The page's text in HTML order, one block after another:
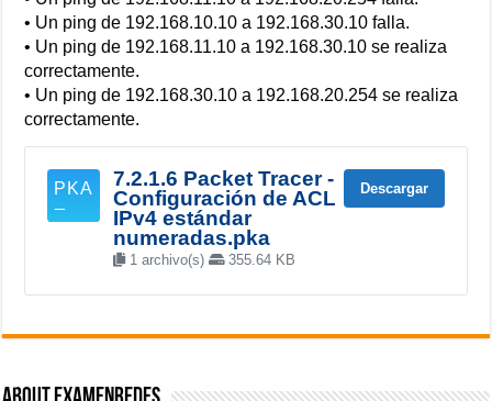
• Un ping de 192.168.10.10 a 192.168.30.10 falla.
• Un ping de 192.168.11.10 a 192.168.30.10 se realiza
correctamente.
• Un ping de 192.168.30.10 a 192.168.20.254 se realiza
correctamente.
7.2.1.6 Packet Tracer -
Configuración de ACL
IPv4 estándar
numeradas.pka
1 archivo(s) 355.64 KB
Descargar